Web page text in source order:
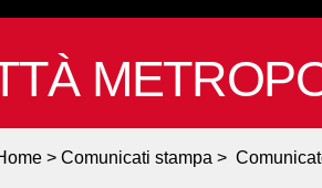
> Comunicati stampa >